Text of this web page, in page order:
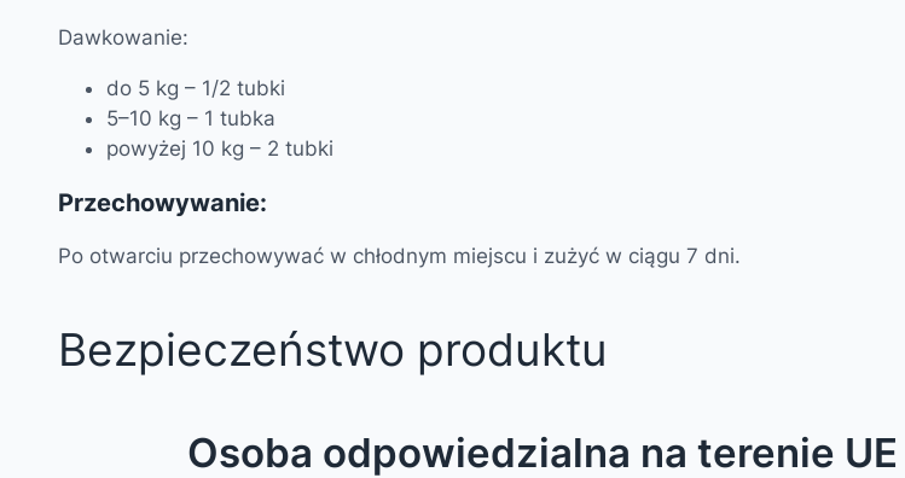
Dawkowanie:
do 5 kg – 1/2 tubki
5–10 kg – 1 tubka
powyżej 10 kg – 2 tubki
Przechowywanie:
Po otwarciu przechowywać w chłodnym miejscu i zużyć w ciągu 7 dni.
Bezpieczeństwo produktu
Osoba odpowiedzialna na terenie UE